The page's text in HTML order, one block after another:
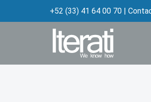
+52 (33) 41 64 00 70 |